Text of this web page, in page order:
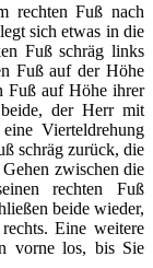
rechten Fuß nach
sich etwas in die
Fuß schräg links
Fuß auf der Höhe
Fuß auf Höhe ihrer
beide, der Herr mit
Vierteldrehung
schräg zurück, die
zwischen die
rechten Fuß
beide wieder,
Eine weitere
vorne los, bis Sie